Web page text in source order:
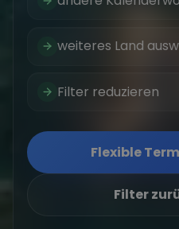
weiteres Land
Filter reduzieren
Flexible
Filter